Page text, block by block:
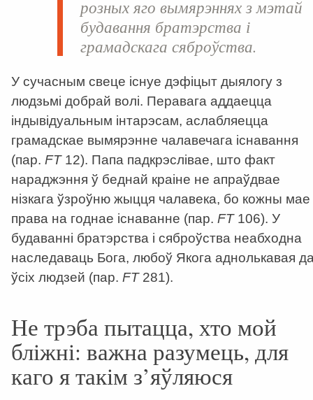
розных яго вымярэннях з мэтай
будавання братэрства і
грамадскага сяброўства.
У сучасным свеце існуе дэфіцыт дыялогу з
людзьмі добрай волі. Перавага аддаецца
індывідуальным інтарэсам, аслабляецца
грамадскае вымярэнне чалавечага існавання
(пар. FT12). Папа падкрэслівае, што факт
нараджэння ў беднай краіне не апраўдвае
нізкага ўзроўню жыцця чалавека, бо кожны мае
права на годнае існаванне (пар. FT106). У
будаванні братэрства і сяброўства неабходна
наследаваць Бога, любоў Якога аднолькавая
ўсіх людзей (пар. FT281).
Не трэба пытацца, хто мой
бліжні: важна разумець, для
каго я такім з’яўляюся